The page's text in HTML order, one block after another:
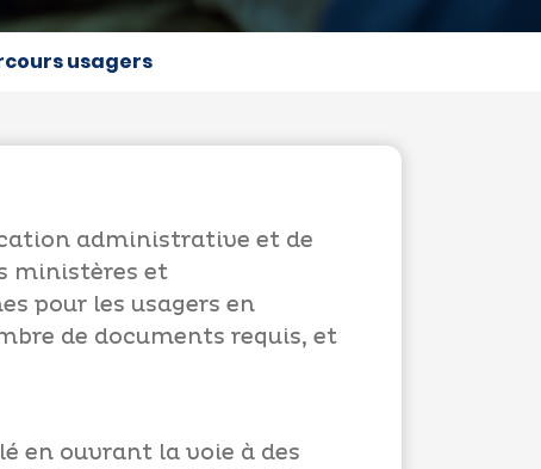
usagers
administrative et de
ministères et
pour les usagers en
de documents requis, et
en ouvrant la voie à des